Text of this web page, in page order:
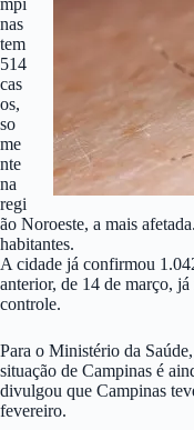
nas
tem
514
cas
os,
so
me
nte
na
regi
ão Noroeste, a mais
habitantes.
A cidade já confirmou
anterior, de 14 de março,
controle.
Para o Ministério da
situação de Campinas é
divulgou que Campinas
fevereiro.